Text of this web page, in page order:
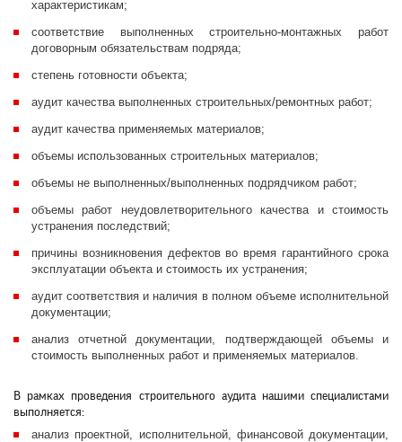
характеристикам;
соответствие выполненных строительно-монтажных работ
договорным обязательствам подряда;
степень готовности объекта;
аудит качества выполненных строительных/ремонтных работ;
аудит качества применяемых материалов;
объемы использованных строительных материалов;
объемы не выполненных/выполненных подрядчиком работ;
объемы работ неудовлетворительного качества и стоимость
устранения последствий;
причины возникновения дефектов во время гарантийного срока
эксплуатации объекта и стоимость их устранения;
аудит соответствия и наличия в полном объеме исполнительной
документации;
анализ отчетной документации, подтверждающей объемы и
стоимость выполненных работ и применяемых материалов.
В рамках проведения строительного аудита нашими специалистами
выполняется:
анализ проектной, исполнительной, финансовой документации,